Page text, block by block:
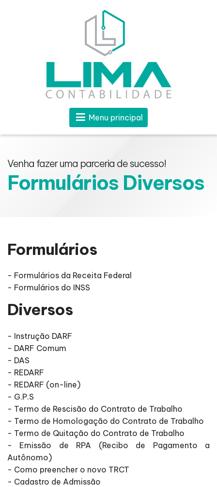
Menu principal
Venha fazer uma parceria de sucesso!
Formulários Diversos
Formulários
- Formulários da Receita Federal
- Formulários do INSS
Diversos
- Instrução DARF
- DARF Comum
- DAS
- REDARF
- REDARF (on-line)
- G.P.S
- Termo de Rescisão do Contrato de Trabalho
- Termo de Homologação do Contrato de Trabalho
- Termo de Quitação do Contrato de Trabalho
- Emissão de RPA (Recibo de Pagamento a
Autônomo)
- Como preencher o novo TRCT
- Cadastro de Admissão